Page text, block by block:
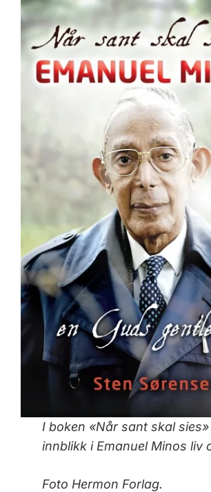
I boken «Når sant skal
innblikk i Emanuel Minos liv
Foto Hermon Forlag.